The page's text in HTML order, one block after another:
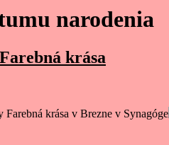
narodenia
krása
krása v Brezne v Synagóge